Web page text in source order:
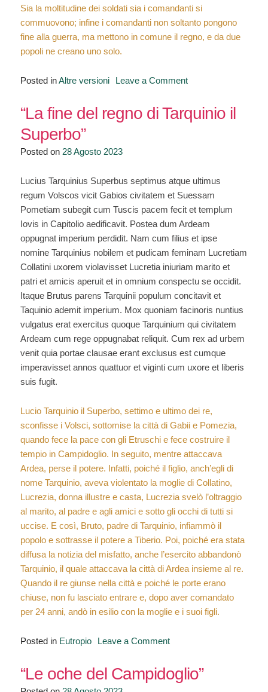
Sia la moltitudine dei soldati sia i comandanti si
commuovono; infine i comandanti non soltanto pongono
fine alla guerra, ma mettono in comune il regno, e da due
popoli ne creano uno solo.
Posted inAltre versioni Leave a Commenton
e
pace
Sabini
“La fine del regno di Tarquinio il
Superbo”
Posted on 28 Agosto 2023
Lucius Tarquinius Superbus septimus atque ultimus
regum Volscos vicit Gabios civitatem et Suessam
Pometiam subegit cum Tuscis pacem fecit et templum
Iovis in Capitolio aedificavit. Postea dum Ardeam
oppugnat imperium perdidit. Nam cum filius et ipse
nomine Tarquinius nobilem et pudicam feminam Lucretiam
Collatini uxorem violavisset Lucretia iniuriam marito et
patri et amicis aperuit et in omnium conspectu se occidit.
Itaque Brutus parens Tarquinii populum concitavit et
Taquinio ademit imperium. Mox quoniam facinoris nuntius
vulgatus erat exercitus quoque Tarquinium qui civitatem
Ardeam cum rege oppugnabat reliquit. Cum rex ad urbem
venit quia portae clausae erant exclusus est cumque
imperavisset annos quattuor et viginti cum uxore et liberis
suis fugit.
Lucio Tarquinio il Superbo, settimo e ultimo dei re,
sconfisse i Volsci, sottomise la città di Gabii e Pomezia,
quando fece la pace con gli Etruschi e fece costruire il
tempio in Campidoglio. In seguito, mentre attaccava
Ardea, perse il potere. Infatti, poiché il figlio, anch’egli di
nome Tarquinio, aveva violentato la moglie di Collatino,
Lucrezia, donna illustre e casta, Lucrezia svelò l’oltraggio
al marito, al padre e agli amici e sotto gli occhi di tutti si
uccise. E così, Bruto, padre di Tarquinio, infiammò il
popolo e sottrasse il potere a Tiberio. Poi, poiché era stata
diffusa la notizia del misfatto, anche l’esercito abbandonò
Tarquinio, il quale attaccava la città di Ardea insieme al re.
Quando il re giunse nella città e poiché le porte erano
chiuse, non fu lasciato entrare e, dopo aver comandato
per 24 anni, andò in esilio con la moglie e i suoi figli.
Posted in Eutropio Leave a Commenton
fine
del
“Le oche del Campidoglio”